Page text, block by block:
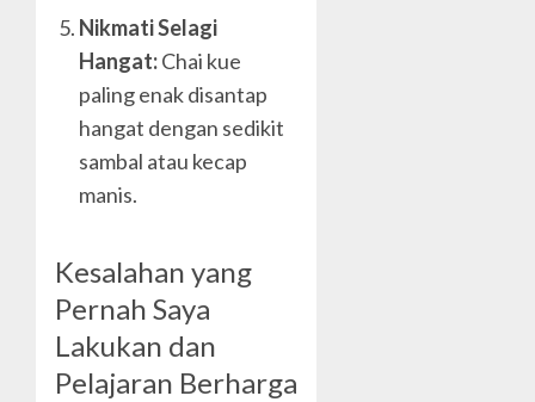
Nikmati Selagi
Hangat:Chai kue
paling enak disantap
hangat dengan sedikit
sambal atau kecap
manis.
Kesalahan yang
Pernah Saya
Lakukan dan
Pelajaran Berharga